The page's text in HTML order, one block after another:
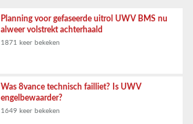
Planning voor gefaseerde uitrol UWV BMS nu
alweer volstrekt achterhaald
1871 keer bekeken
Was 8vance technisch failliet? Is UWV
engelbewaarder?
1649 keer bekeken